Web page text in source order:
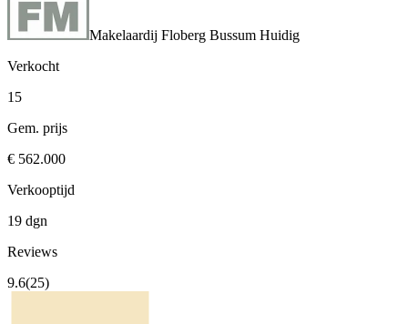
Makelaardij Floberg Bussum Huidig
Verkocht
15
Gem. prijs
€ 562.000
Verkooptijd
19 dgn
Reviews
9.6(25)